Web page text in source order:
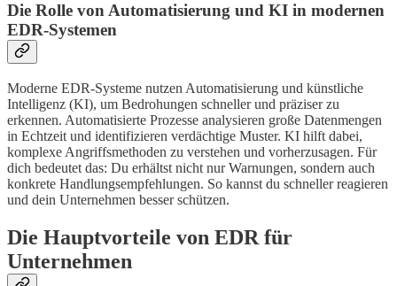
Die Rolle von Automatisierung und KI in modernen
EDR-Systemen
Moderne EDR-Systeme nutzen Automatisierung und künstliche
Intelligenz (KI), um Bedrohungen schneller und präziser zu
erkennen. Automatisierte Prozesse analysieren große Datenmengen
in Echtzeit und identifizieren verdächtige Muster. KI hilft dabei,
komplexe Angriffsmethoden zu verstehen und vorherzusagen. Für
dich bedeutet das: Du erhältst nicht nur Warnungen, sondern auch
konkrete Handlungsempfehlungen. So kannst du schneller reagieren
und dein Unternehmen besser schützen.
Die Hauptvorteile von EDR für
Unternehmen